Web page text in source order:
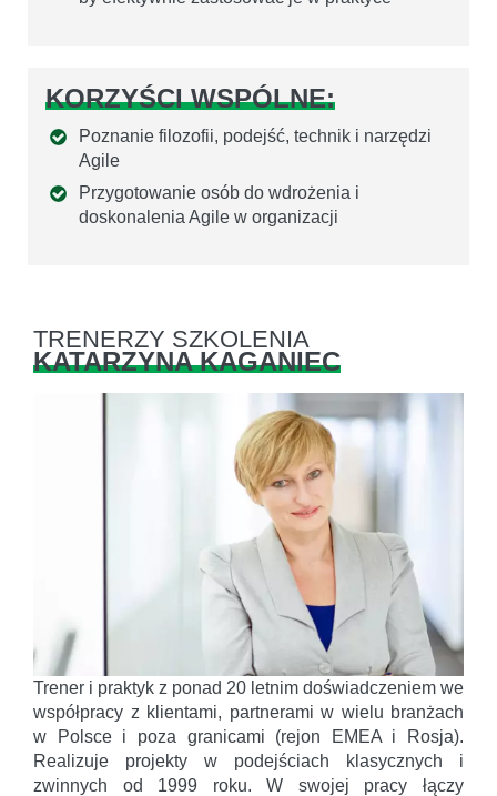
KORZYŚCI WSPÓLNE:
Poznanie filozofii, podejść, technik i narzędzi
Agile
Przygotowanie osób do wdrożenia i
doskonalenia Agile w organizacji
TRENERZY SZKOLENIA
KATARZYNA KAGANIEC
Trener i praktyk z ponad 20 letnim doświadczeniem we
współpracy z klientami, partnerami w wielu branżach
w Polsce i poza granicami (rejon EMEA i Rosja).
Realizuje projekty w podejściach klasycznych i
zwinnych od 1999 roku. W swojej pracy łączy